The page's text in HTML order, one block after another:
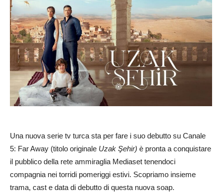
Una nuova serie tv turca sta per fare i suo debutto su Canale
5: Far Away (titolo originale Uzak Şehir) è pronta a conquistare
il pubblico della rete ammiraglia Mediaset tenendoci
compagnia nei torridi pomeriggi estivi. Scopriamo insieme
trama, cast e data di debutto di questa nuova soap.